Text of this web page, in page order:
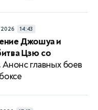
14:43
Джошуа и
Цзю со
Анонс главных боев